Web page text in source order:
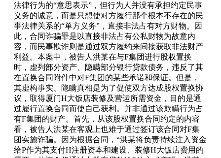
法律行为的“意思表示”，但行为人并没有承担约定民事
义务的诚意，而是只想使对方履行那个根本不存在的民
事法律关系的“单方义务”，直接非法占有对方财物。因
此，合同诈骗罪是以直接非法占有公私财物为故意内
容，而民事欺诈则是通过双方履约来间接获取非法财产
利益。本案中，被告人洪某在与F集团进行股权置换
时，虚列部分资产、隐瞒部分银行贷款债务，违反了其
在置换合同附件中对F集团的某些承诺和保证。但是，
其虚构事实、隐瞒真相是为了促使双方达成股权置换协
议，取得厦门H大饭店装修及营运所需资金，目的是通
过履行置换合同而使自己获利。并非通过该欺瞒行为占
有F集团的财产。首先，从该股权置换合同约定的内容
看，被告人洪某在客观上也难于通过签订该合同对F集
团实施诈骗。因为根据合同，“洪某将负责持续注入资金
给P作为其支付H注册资本和建设、装修H大饭店费用的